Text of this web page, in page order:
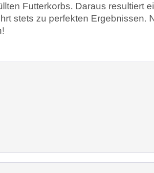
Futterkorbs. Daraus resultiert
stets zu perfekten